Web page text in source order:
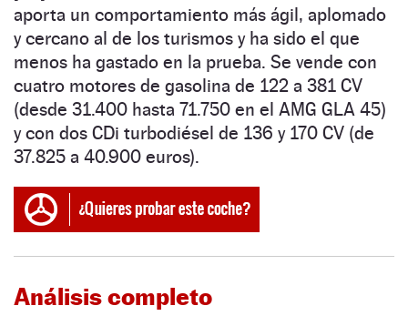
aporta un comportamiento más ágil, aplomado
y cercano al de los turismos y ha sido el que
menos ha gastado en la prueba. Se vende con
cuatro motores de gasolina de 122 a 381 CV
(desde 31.400 hasta 71.750 en el AMG GLA 45)
y con dos CDi turbodiésel de 136 y 170 CV (de
37.825 a 40.900 euros).
Análisis completo